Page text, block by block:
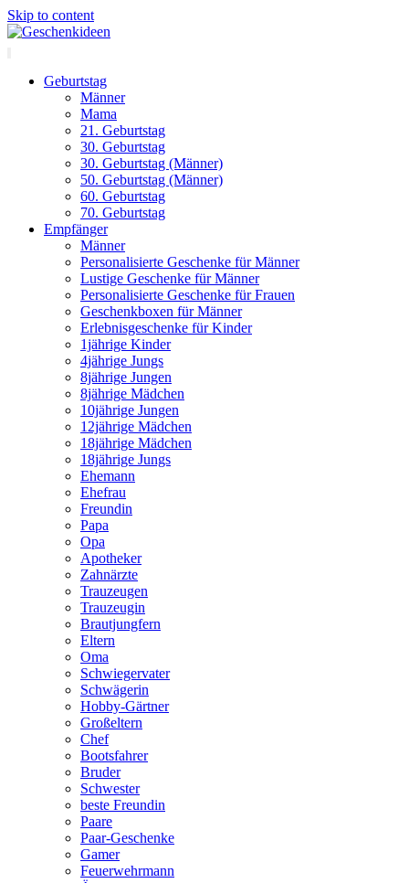
Skip to content
Geburtstag
Männer
Mama
21. Geburtstag
30. Geburtstag
30. Geburtstag (Männer)
50. Geburtstag (Männer)
60. Geburtstag
70. Geburtstag
Empfänger
Männer
Personalisierte Geschenke für Männer
Lustige Geschenke für Männer
Personalisierte Geschenke für Frauen
Geschenkboxen für Männer
Erlebnisgeschenke für Kinder
1jährige Kinder
4jährige Jungs
8jährige Jungen
8jährige Mädchen
10jährige Jungen
12jährige Mädchen
18jährige Mädchen
18jährige Jungs
Ehemann
Ehefrau
Freundin
Papa
Opa
Apotheker
Zahnärzte
Trauzeugen
Trauzeugin
Brautjungfern
Eltern
Oma
Schwiegervater
Schwägerin
Hobby-Gärtner
Großeltern
Chef
Bootsfahrer
Bruder
Schwester
beste Freundin
Paare
Paar-Geschenke
Gamer
Feuerwehrmann